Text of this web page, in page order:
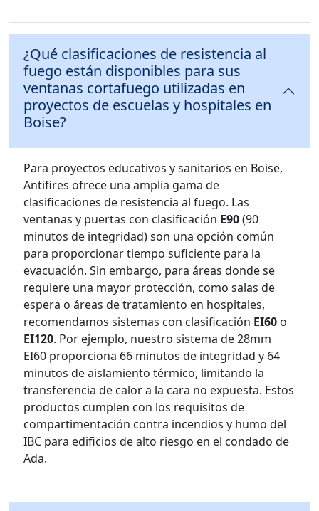
¿Qué clasificaciones de resistencia al
fuego están disponibles para sus
ventanas cortafuego utilizadas en
proyectos de escuelas y hospitales en
Boise?
Para proyectos educativos y sanitarios en Boise,
Antifires ofrece una amplia gama de
clasificaciones de resistencia al fuego. Las
ventanas y puertas con clasificación E90(90
minutos de integridad) son una opción común
para proporcionar tiempo suficiente para la
evacuación. Sin embargo, para áreas donde se
requiere una mayor protección, como salas de
espera o áreas de tratamiento en hospitales,
recomendamos sistemas con clasificación EI60 o
EI120. Por ejemplo, nuestro sistema de 28mm
EI60 proporciona 66 minutos de integridad y 64
minutos de aislamiento térmico, limitando la
transferencia de calor a la cara no expuesta. Estos
productos cumplen con los requisitos de
compartimentación contra incendios y humo del
IBC para edificios de alto riesgo en el condado de
Ada.